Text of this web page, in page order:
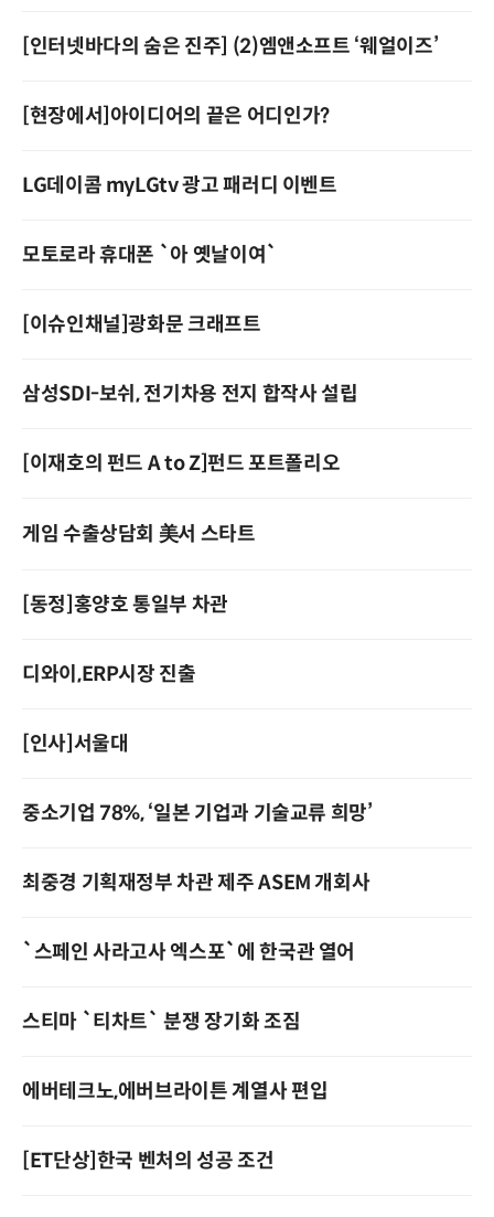
[인터넷바다의 숨은 진주] (2)엠앤소프트 ‘웨얼이즈’
[현장에서]아이디어의 끝은 어디인가?
LG데이콤 myLGtv 광고 패러디 이벤트
모토로라 휴대폰 `아 옛날이여`
[이슈인채널]광화문 크래프트
삼성SDI-보쉬, 전기차용 전지 합작사 설립
[이재호의 펀드 A to Z]펀드 포트폴리오
게임 수출상담회 美서 스타트
[동정]홍양호 통일부 차관
디와이,ERP시장 진출
[인사]서울대
중소기업 78%, ‘일본 기업과 기술교류 희망’
최중경 기획재정부 차관 제주 ASEM 개회사
`스페인 사라고사 엑스포`에 한국관 열어
스티마 `티차트` 분쟁 장기화 조짐
에버테크노,에버브라이튼 계열사 편입
[ET단상]한국 벤처의 성공 조건